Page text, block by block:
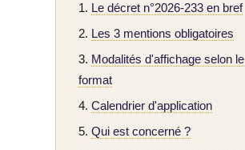
Le décret n°2026-233 en bref
Les 3 mentions obligatoires
Modalités d'affichage selon le
format
Calendrier d'application
Qui est concerné ?